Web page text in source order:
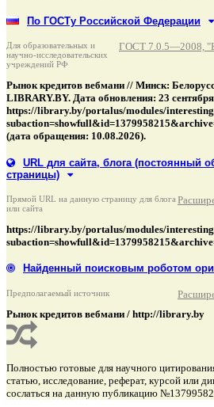
По ГОСТу Российской Федерации
ГОСТ 7.0.5—2008,
Для образовательных и
научно-исследовательских
учреждений РФ
Рынок кредитов вебмани // Минск:
LIBRARY.BY. Дата обновления: 23
https://library.by/portalus/modules/
(дата обращения: 10.08.2026).
URL для сайта, блога (постоянный
страницы)
Прямой URL на данную страницу для блога
или сайта
https://library.by/portalus/modules/
Найденный поисковым роботом
Предполагаемый источник
Рынок кредитов вебмани / http://library.by
Полностью готовые для научного
статью, исследование, реферат, курсой или
сослаться на данную публикацию
подняться наверх ↑